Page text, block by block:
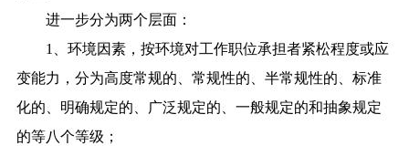
进一步分为两个层面：
1、环境因素，按环境对工作职位承担者紧松程度或应
变能力，分为高度常规的、常规性的、半常规性的、标准
化的、明确规定的、广泛规定的、一般规定的和抽象规定
的等八个等级；